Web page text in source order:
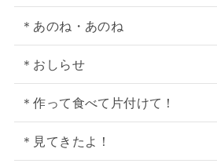
＊あのね・あのね
＊おしらせ
＊作って食べて片付けて！
＊見てきたよ！